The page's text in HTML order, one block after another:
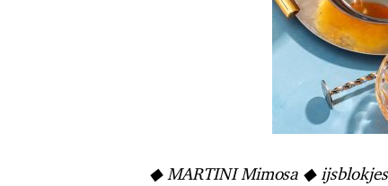
◆ MARTINI Mimosa ◆